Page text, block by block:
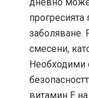
прогресията
заболяване.
смесени,
Необходими
витамин Е